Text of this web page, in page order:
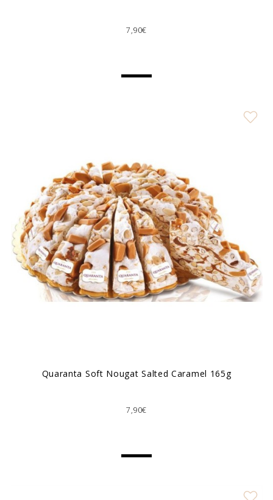
7,90€
Quaranta Soft Nougat Salted Caramel 165g
7,90€